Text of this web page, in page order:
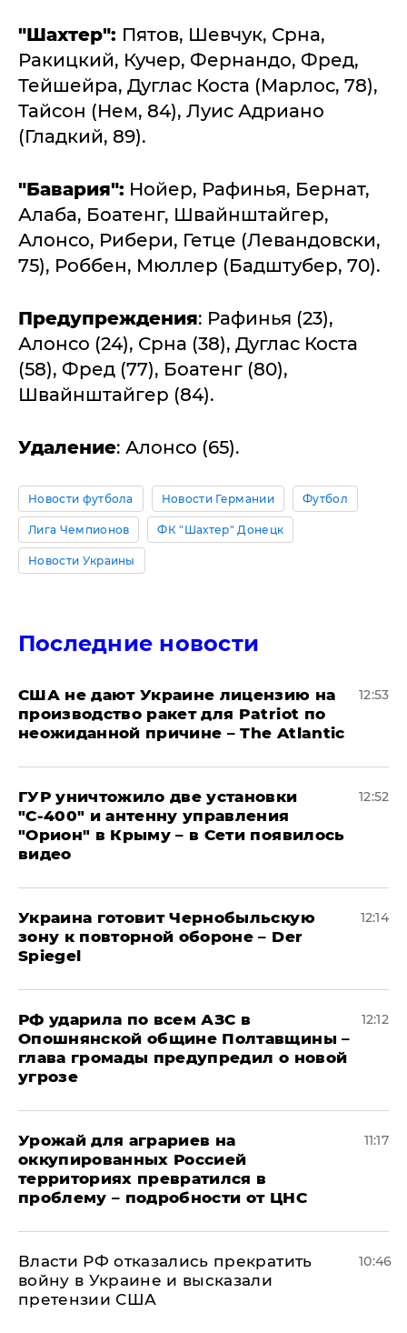
"Шахтер": Пятов, Шевчук, Срна,
Ракицкий, Кучер, Фернандо, Фред,
Тейшейра, Дуглас Коста (Марлос, 78),
Тайсон (Нем, 84), Луис Адриано
(Гладкий, 89).
"Бавария": Нойер, Рафинья, Бернат,
Алаба, Боатенг, Швайнштайгер,
Алонсо, Рибери, Гетце (Левандовски,
75), Роббен, Мюллер (Бадштубер, 70).
Предупреждения: Рафинья (23),
Алонсо (24), Срна (38), Дуглас Коста
(58), Фред (77), Боатенг (80),
Швайнштайгер (84).
Удаление: Алонсо (65).
Новости футбола Новости Германии Футбол
Лига Чемпионов ФК "Шахтер" Донецк
Новости Украины
Последние новости
США не дают Украине лицензию на
производство ракет для Patriot по
неожиданной причине – The Atlantic
12:53
ГУР уничтожило две установки
"С‑400" и антенну управления
"Орион" в Крыму – в Сети появилось
видео
12:52
Украина готовит Чернобыльскую
зону к повторной обороне – Der
Spiegel
12:14
РФ ударила по всем АЗС в
Опошнянской общине Полтавщины –
глава громады предупредил о новой
угрозе
12:12
Урожай для аграриев на
оккупированных Россией
территориях превратился в
проблему – подробности от ЦНС
11:17
Власти РФ отказались прекратить
войну в Украине и высказали
претензии США
10:46